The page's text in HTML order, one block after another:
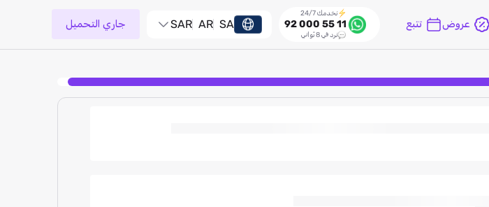
عروض تتبع
نخدمك 24/7
92 000 55 11
نرد في 8 ثواني
SA
AR
SAR جاري التحميل